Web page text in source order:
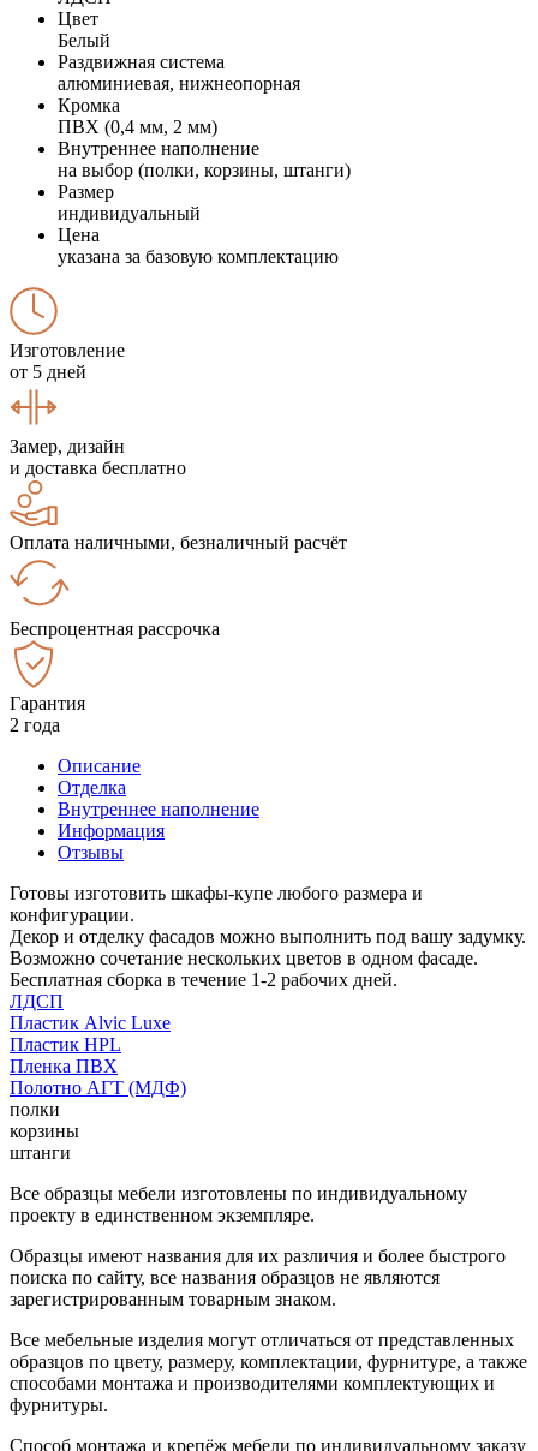
Цвет
Белый
Раздвижная система
алюминиевая, нижнеопорная
Кромка
ПВХ (0,4 мм, 2 мм)
Внутреннее наполнение
на выбор (полки, корзины, штанги)
Размер
индивидуальный
Цена
указана за базовую комплектацию
Изготовление
от 5 дней
Замер, дизайн
и доставка бесплатно
Оплата наличными, безналичный расчёт
Беспроцентная рассрочка
Гарантия
2 года
Описание
Отделка
Внутреннее наполнение
Информация
Отзывы
Готовы изготовить шкафы-купе любого размера и
конфигурации.
Декор и отделку фасадов можно выполнить под вашу задумку.
Возможно сочетание нескольких цветов в одном фасаде.
Бесплатная сборка в течение 1-2 рабочих дней.
ЛДСП
Пластик Alvic Luxe
Пластик HPL
Пленка ПВХ
Полотно АГТ (МДФ)
полки
корзины
штанги
Все образцы мебели изготовлены по индивидуальному
проекту в единственном экземпляре.
Образцы имеют названия для их различия и более быстрого
поиска по сайту, все названия образцов не являются
зарегистрированным товарным знаком.
Все мебельные изделия могут отличаться от представленных
образцов по цвету, размеру, комплектации, фурнитуре, а также
способами монтажа и производителями комплектующих и
фурнитуры.
Способ монтажа и крепёж мебели по индивидуальному заказу